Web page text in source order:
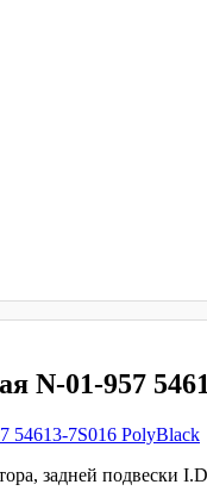
N-01-957
задней подвески